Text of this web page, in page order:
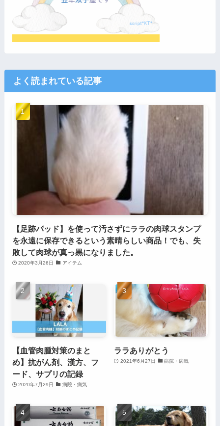
よく読まれている記事
【足跡パッド】を使って汚さずにララの肉球スタンプ
を永遠に保存できるという素晴らしい商品！でも、失
敗して肉球が真っ黒になりました。
2020年3月26日 アイテム
【血管肉腫対策のまと
め】抗がん剤、漢方、フ
ード、サプリの記録
2020年7月29日 病院・病気
ララありがとう
2021年6月27日 病院・病気